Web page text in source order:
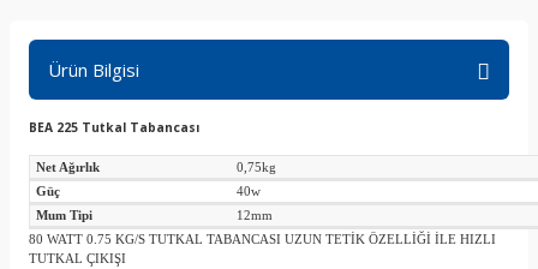
Ürün Bilgisi
BEA 225 Tutkal Tabancası
Net Ağırlık
0,75kg
Güç
40w
Mum Tipi
12mm
80 WATT 0.75 KG/S TUTKAL TABANCASI UZUN TETİK ÖZELLİĞİ İLE HIZLI
TUTKAL ÇIKIŞI